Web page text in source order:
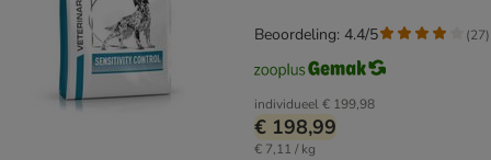
individueel€ 199,98
€ 198,99
€ 7,11 / kg
Beoordeling: 4.4/5 (27)